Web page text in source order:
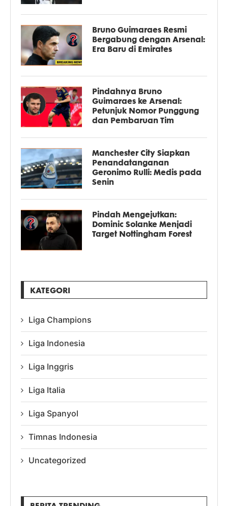
Bruno Guimaraes Resmi
Bergabung dengan Arsenal:
Era Baru di Emirates
Pindahnya Bruno
Guimaraes ke Arsenal:
Petunjuk Nomor Punggung
dan Pembaruan Tim
Manchester City Siapkan
Penandatanganan
Geronimo Rulli: Medis pada
Senin
Pindah Mengejutkan:
Dominic Solanke Menjadi
Target Nottingham Forest
KATEGORI
Liga Champions
Liga Indonesia
Liga Inggris
Liga Italia
Liga Spanyol
Timnas Indonesia
Uncategorized